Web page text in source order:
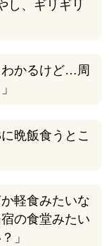
る海岸がある
し、ギリギリ
わかるけど…周
晩飯食うとこ
軽食みたいな
の食堂みたい
」